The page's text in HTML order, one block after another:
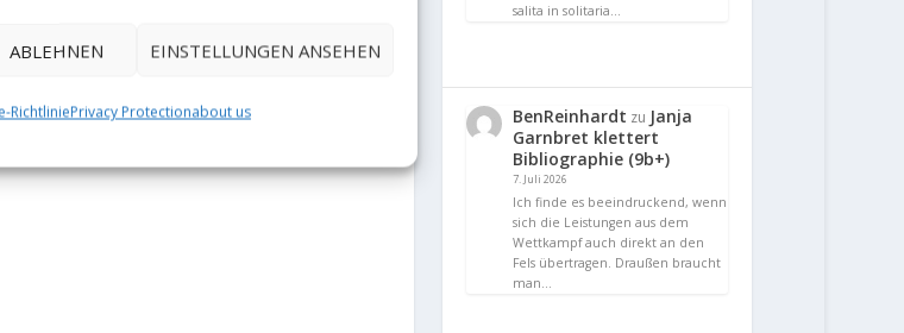
ABLEHNEN EINSTELLUNGEN ANSEHEN
RichtliniePrivacy Protectionabout us
salita in solitaria…
BenReinhardt zu Janja
Garnbret klettert
Bibliographie (9b+)
7. Juli 2026
Ich finde es beeindruckend, wenn
sich die Leistungen aus dem
Wettkampf auch direkt an den
Fels übertragen. Draußen braucht
man…